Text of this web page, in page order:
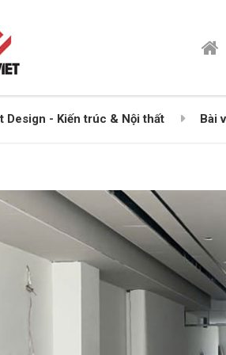
Design - Kiến trúc & Nội thất Bài